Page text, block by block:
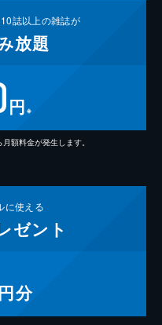
誌以上の雑誌が
放題
円 ※
額料金が発生します。
に使える
ゼント
円分